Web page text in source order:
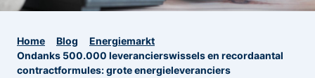
Home Blog
Energiemarkt
Ondanks 500.000 leverancierswissels en recordaantal
contractformules: grote energieleveranciers